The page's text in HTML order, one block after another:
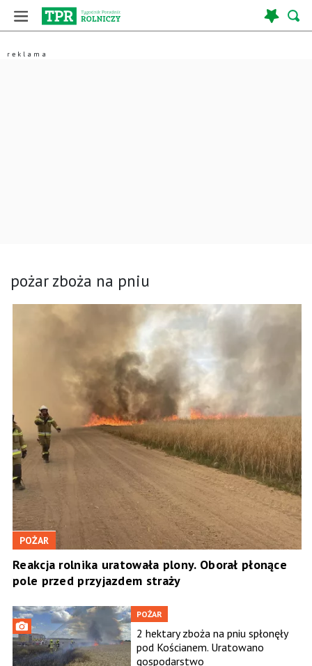
pożar zboża na pniu
POŻAR
Reakcja rolnika uratowała plony. Oborał płonące
pole przed przyjazdem straży
POŻAR
2 hektary zboża na pniu spłonęły
pod Kościanem. Uratowano
gospodarstwo